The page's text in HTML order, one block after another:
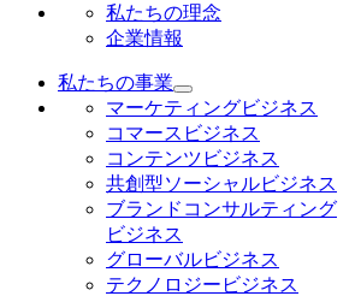
私たちの理念
企業情報
私たちの事業
マーケティングビジネス
コマースビジネス
コンテンツビジネス
共創型ソーシャルビジネス
ブランドコンサルティング
ビジネス
グローバルビジネス
テクノロジービジネス